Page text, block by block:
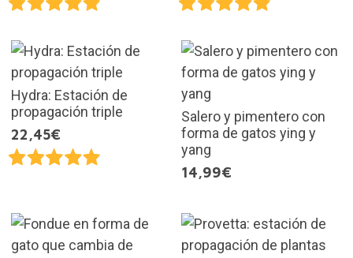
Hydra: Estación de
propagación triple
22,45€
Salero y pimentero con
forma de gatos ying y
yang
14,99€